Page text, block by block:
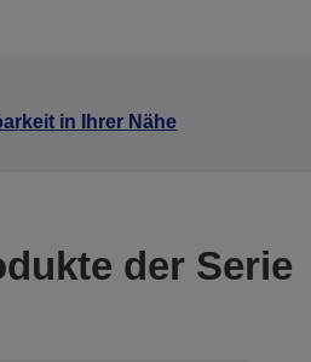
in Ihrer Nähe
der Serie